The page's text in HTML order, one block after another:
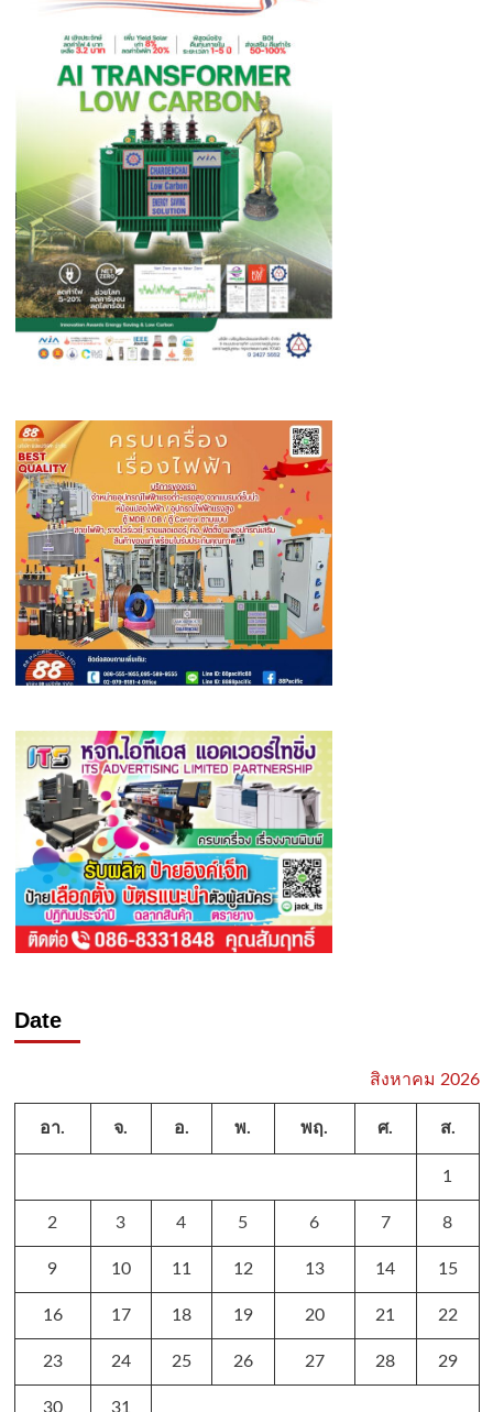
Date
สิงหาคม 2026
อา. จ. อ. พ. พฤ. ศ. ส.
1
2 3 4 5 6 7 8
9 10 11 12 13 14 15
16 17 18 19 20 21 22
23 24 25 26 27 28 29
30 31